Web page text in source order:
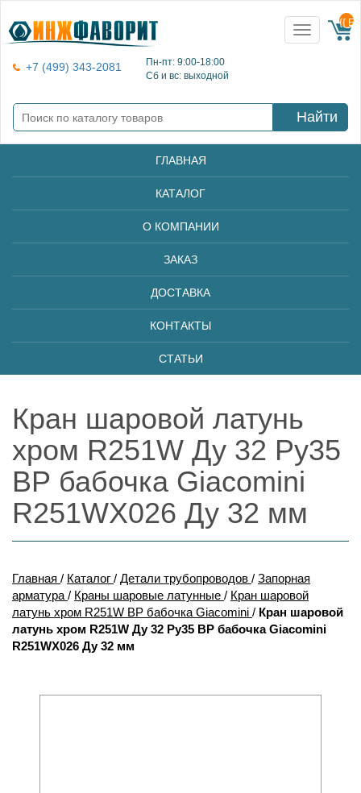
+7 (499) 343-2081
Пн-пт: 9:00-18:00
Сб и вс: выходной
Toggle
navigation
{{
Найти
ГЛАВНАЯ
КАТАЛОГ
О КОМПАНИИ
ЗАКАЗ
ДОСТАВКА
КОНТАКТЫ
СТАТЬИ
Кран шаровой латунь
хром R251W Ду 32 Ру35
ВР бабочка Giacomini
R251WX026 Ду 32 мм
Главная / Каталог / Детали трубопроводов / Запорная
арматура / Краны шаровые латунные / Кран шаровой
латунь хром R251W ВР бабочка Giacomini / Кран шаровой
латунь хром R251W Ду 32 Ру35 ВР бабочка Giacomini
R251WX026 Ду 32 мм